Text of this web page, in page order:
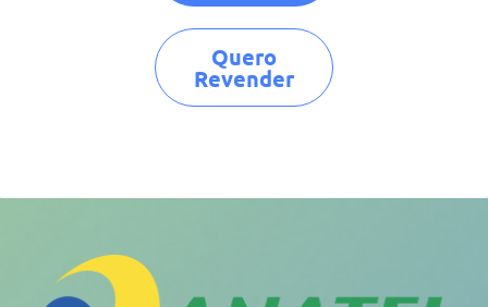
Quero
Revender